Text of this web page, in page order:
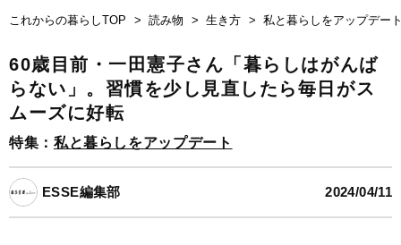
これからの暮らしTOP 読み物 生き方 私と暮らしをアップデー
60歳目前・一田憲子さん「暮らしはがんば
らない」。習慣を少し見直したら毎日がス
ムーズに好転
特集： 私と暮らしをアップデート
ESSE編集部 2024/04/11